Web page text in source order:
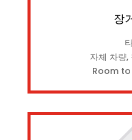
장
자체 차량,
Room